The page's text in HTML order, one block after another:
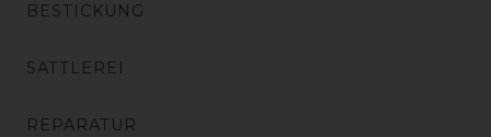
BESTICKUNG
SATTLEREI
REPARATUR